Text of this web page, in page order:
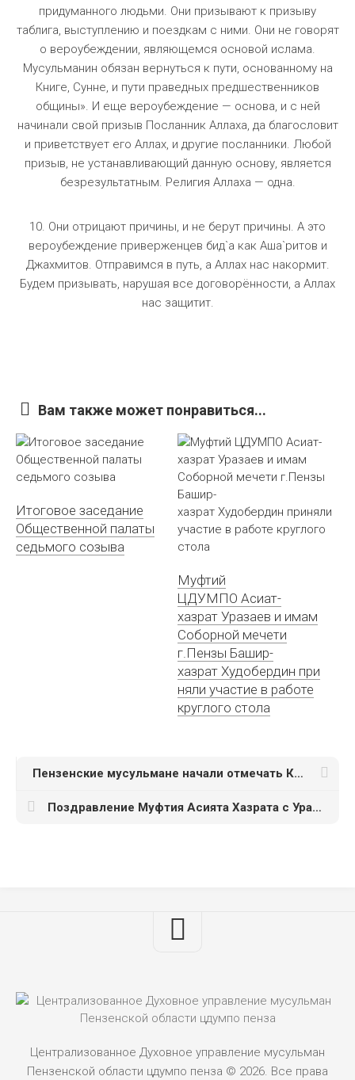
придуманного людьми. Они призывают к призыву
таблига, выступлению и поездкам с ними. Они не говорят
о вероубеждении, являющемся основой ислама.
Мусульманин обязан вернуться к пути, основанному на
Книге, Сунне, и пути праведных предшественников
общины». И еще вероубеждение — основа, и с ней
начинали свой призыв Посланник Аллаха, да благословит
и приветствует его Аллах, и другие посланники. Любой
призыв, не устанавливающий данную основу, является
безрезультатным. Религия Аллаха — одна.
10. Они отрицают причины, и не берут причины. А это
вероубеждение приверженцев бид`а как Аша`ритов и
Джахмитов. Отправимся в путь, а Аллах нас накормит.
Будем призывать, нарушая все договорённости, а Аллах
нас защитит.
Вам также может понравиться...
Итоговое заседание
Общественной палаты
седьмого созыва
Муфтий
ЦДУМПО Асиат-
хазрат Уразаев и имам
Соборной мечети
г.Пензы Башир-
хазрат Худобердин при
няли участие в работе
круглого стола
Пензенские мусульмане начали отмечать Курбан-байрам
Поздравление Муфтия Асията Хазрата с Ураза Байрам.
Централизованное Духовное управление мусульман
Пензенской области цдумпо пенза © 2026. Все права